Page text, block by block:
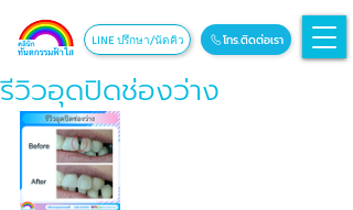
โทร.ติดต่อเรา
LINE ปรึกษา/นัดคิว
รีวิวอุดปิดช่องว่าง